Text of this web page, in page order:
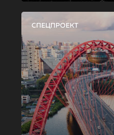
СПЕЦПРОЕКТ